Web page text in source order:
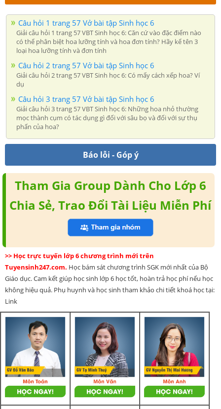
Câu hỏi 1 trang 57 Vở bài tập Sinh học 6
Giải câu hỏi 1 trang 57 VBT Sinh học 6: Căn cứ vào đặc điểm nào
có thể phân biệt hoa lưỡng tính và hoa đơn tính? Hãy kể tên 3
loại hoa lưỡng tính và đơn tính
Câu hỏi 2 trang 57 Vở bài tập Sinh học 6
Giải câu hỏi 2 trang 57 VBT Sinh học 6: Có mấy cách xếp hoa? Ví
dụ
Câu hỏi 3 trang 57 Vở bài tập Sinh học 6
Giải câu hỏi 3 trang 57 VBT Sinh học 6: Những hoa nhỏ thường
mọc thành cụm có tác dụng gì đối với sâu bọ và đối với sự thụ
phấn của hoa?
Báo lỗi - Góp ý
Tham Gia Group Dành Cho Lớp 6
Chia Sẻ, Trao Đổi Tài Liệu Miễn Phí
>> Học trực tuyến lớp 6 chương trình mới trên
Tuyensinh247.com. Học bám sát chương trình SGK mới nhất của Bộ
Giáo dục. Cam kết giúp học sinh lớp 6 học tốt, hoàn trả học phí nếu học
không hiệu quả. Phụ huynh và học sinh tham khảo chi tiết khoá học tại:
Link